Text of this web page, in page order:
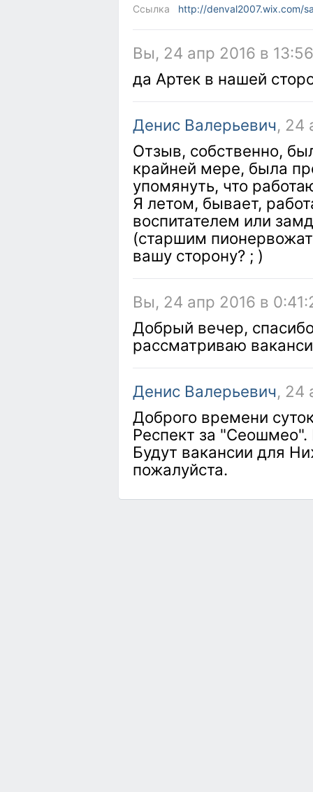
Ссылка http://denval2007.wix.com/
Вы, 24 апр 2016 в
да Артек в нашей
Денис Валерьевич, 24
Отзыв, собственно,
крайней мере, была
упомянуть, что
Я летом, бывает,
воспитателем или
(старшим
вашу сторону? ; )
Вы, 24 апр 2016 в
Добрый вечер,
рассматриваю
Денис Валерьевич, 24
Доброго времени
Респект за
Будут вакансии для
пожалуйста.